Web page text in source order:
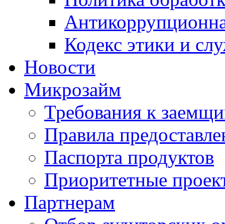
Кодекс этики и
Новости
Микрозайм
Требования к
Правила
Паспорта продуктов
Приоритетные
Партнерам